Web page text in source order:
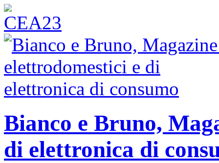
Bianco e Bruno,
di elettronica di